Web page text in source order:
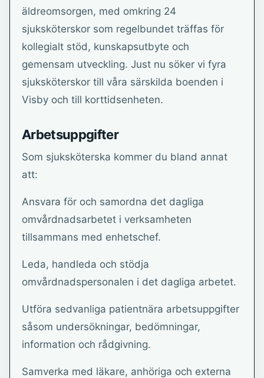
äldreomsorgen, med omkring 24
sjuksköterskor som regelbundet träffas för
kollegialt stöd, kunskapsutbyte och
gemensam utveckling. Just nu söker vi fyra
sjuksköterskor till våra särskilda boenden i
Visby och till korttidsenheten.
Arbetsuppgifter
Som sjuksköterska kommer du bland annat
att:
Ansvara för och samordna det dagliga
omvårdnadsarbetet i verksamheten
tillsammans med enhetschef.
Leda, handleda och stödja
omvårdnadspersonalen i det dagliga arbetet.
Utföra sedvanliga patientnära arbetsuppgifter
såsom undersökningar, bedömningar,
information och rådgivning.
Samverka med läkare, anhöriga och externa